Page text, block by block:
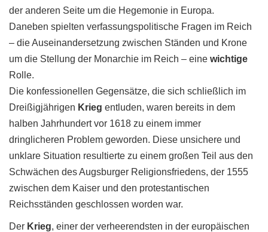
der anderen Seite um die Hegemonie in Europa.
Daneben spielten verfassungspolitische Fragen im Reich
– die Auseinandersetzung zwischen Ständen und Krone
um die Stellung der Monarchie im Reich – eine wichtige
Rolle.
Die konfessionellen Gegensätze, die sich schließlich im
Dreißigjährigen Krieg entluden, waren bereits in dem
halben Jahrhundert vor 1618 zu einem immer
dringlicheren Problem geworden. Diese unsichere und
unklare Situation resultierte zu einem großen Teil aus den
Schwächen des Augsburger Religionsfriedens, der 1555
zwischen dem Kaiser und den protestantischen
Reichsständen geschlossen worden war.
Der Krieg, einer der verheerendsten in der europäischen